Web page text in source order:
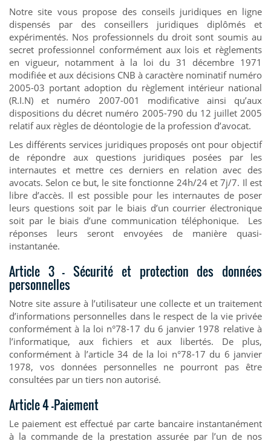
Notre site vous propose des conseils juridiques en ligne
dispensés par des conseillers juridiques diplômés et
expérimentés. Nos professionnels du droit sont soumis au
secret professionnel conformément aux lois et règlements
en vigueur, notamment à la loi du 31 décembre 1971
modifiée et aux décisions CNB à caractère nominatif numéro
2005-03 portant adoption du règlement intérieur national
(R.I.N) et numéro 2007-001 modificative ainsi qu’aux
dispositions du décret numéro 2005-790 du 12 juillet 2005
relatif aux règles de déontologie de la profession d’avocat.
Les différents services juridiques proposés ont pour objectif
de répondre aux questions juridiques posées par les
internautes et mettre ces derniers en relation avec des
avocats. Selon ce but, le site fonctionne 24h/24 et 7j/7. Il est
libre d’accès. Il est possible pour les internautes de poser
leurs questions soit par le biais d’un courrier électronique
soit par le biais d’une communication téléphonique. Les
réponses leurs seront envoyées de manière quasi-
instantanée.
Article 3 – Sécurité et protection des données
personnelles
Notre site assure à l’utilisateur une collecte et un traitement
d’informations personnelles dans le respect de la vie privée
conformément à la loi n°78-17 du 6 janvier 1978 relative à
l’informatique, aux fichiers et aux libertés. De plus,
conformément à l’article 34 de la loi n°78-17 du 6 janvier
1978, vos données personnelles ne pourront pas être
consultées par un tiers non autorisé.
Article 4 –Paiement
Le paiement est effectué par carte bancaire instantanément
à la commande de la prestation assurée par l’un de nos